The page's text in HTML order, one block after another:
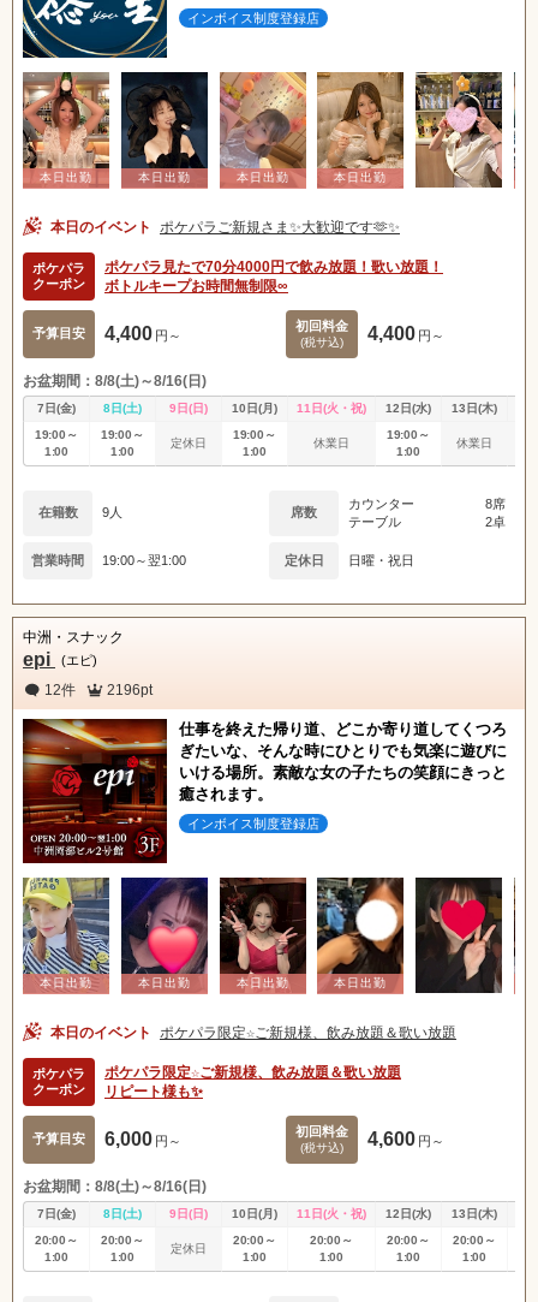
インボイス制度登録店
本日のイベント ポケパラご新規さま✨大歓迎です🫶✨
ポケパラ
クーポン
ポケパラ見たで70分4000円で飲み放題！歌い放題！
ボトルキープお時間無制限∞
予算目安 4,400 円～
初回料金
(税サ込) 4,400 円～
お盆期間：8/8(土)～8/16(日)
7日(金) 8日(土) 9日(日) 10日(月) 11日(火・祝) 12日(水) 13日(木)
19:00～
1:00
19:00～
1:00
定休日
19:00～
1:00
休業日
19:00～
1:00
休業日
在籍数 9人 席数
カウンター
8席
テーブル
2卓
営業時間 19:00～翌1:00 定休日 日曜・祝日
中洲・スナック
epi (エピ)
12件 2196pt
仕事を終えた帰り道、どこか寄り道してくつろ
ぎたいな、そんな時にひとりでも気楽に遊びに
いける場所。素敵な女の子たちの笑顔にきっと
癒されます。
インボイス制度登録店
本日のイベント ポケパラ限定☆ご新規様、飲み放題＆歌い放題
ポケパラ
クーポン
ポケパラ限定☆ご新規様、飲み放題＆歌い放題
リピート様も✨
予算目安 6,000 円～
初回料金
(税サ込) 4,600 円～
お盆期間：8/8(土)～8/16(日)
7日(金) 8日(土) 9日(日) 10日(月) 11日(火・祝) 12日(水) 13日(木)
20:00～
1:00
20:00～
1:00
定休日
20:00～
1:00
20:00～
1:00
20:00～
1:00
20:00～
1:00